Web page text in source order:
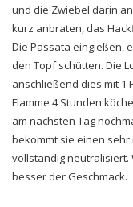
und die Zwiebel darin
kurz anbraten, das
Die Passata eingießen,
den Topf schütten. Die
anschließend dies mit 1
Flamme 4 Stunden
am nächsten Tag
bekommt sie einen
vollständig neutralisiert.
besser der Geschmack.